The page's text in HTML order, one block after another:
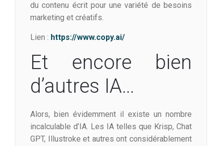
du contenu écrit pour une variété de besoins
marketing et créatifs.
Lien : https://www.copy.ai/
Et encore bien
d’autres IA…
Alors, bien évidemment il existe un nombre
incalculable d’IA. Les IA telles que Krisp, Chat
GPT, Illustroke et autres ont considérablement